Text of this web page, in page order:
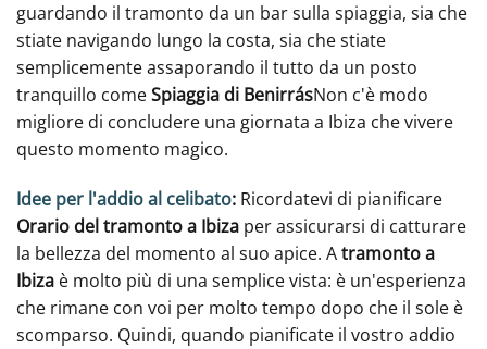
guardando il tramonto da un bar sulla spiaggia, sia che
stiate navigando lungo la costa, sia che stiate
semplicemente assaporando il tutto da un posto
tranquillo comeSpiaggia di BenirrásNon c'è modo
migliore di concludere una giornata a Ibiza che vivere
questo momento magico.
Idee per l'addio al celibato: Ricordatevi di pianificare
Orario del tramonto a Ibiza per assicurarsi di catturare
la bellezza del momento al suo apice. Atramonto a
Ibiza è molto più di una semplice vista: è un'esperienza
che rimane con voi per molto tempo dopo che il sole è
scomparso. Quindi, quando pianificate il vostro addio